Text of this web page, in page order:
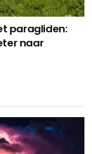
paragliden:
naar